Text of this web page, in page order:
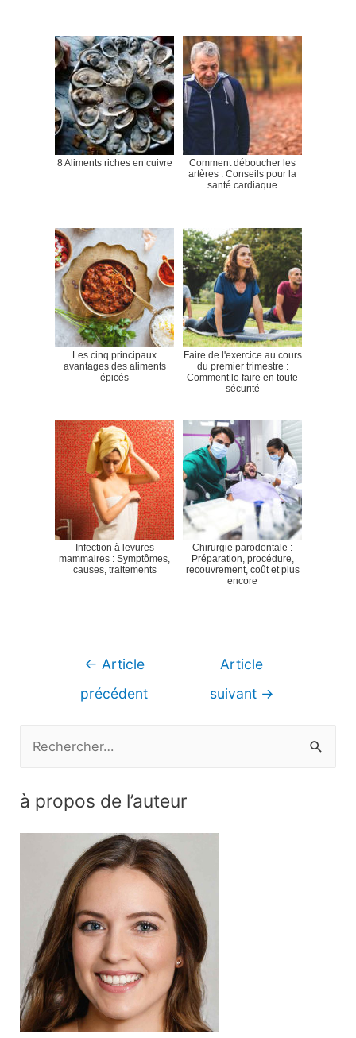
8 Aliments riches en cuivre
Comment déboucher les
artères : Conseils pour la
santé cardiaque
Les cinq principaux
avantages des aliments
épicés
Faire de l'exercice au cours
du premier trimestre :
Comment le faire en toute
sécurité
Infection à levures
mammaires : Symptômes,
causes, traitements
Chirurgie parodontale :
Préparation, procédure,
recouvrement, coût et plus
encore
Navigation
← Article
précédent
Article
suivant →
h
:
à propos de l’auteur